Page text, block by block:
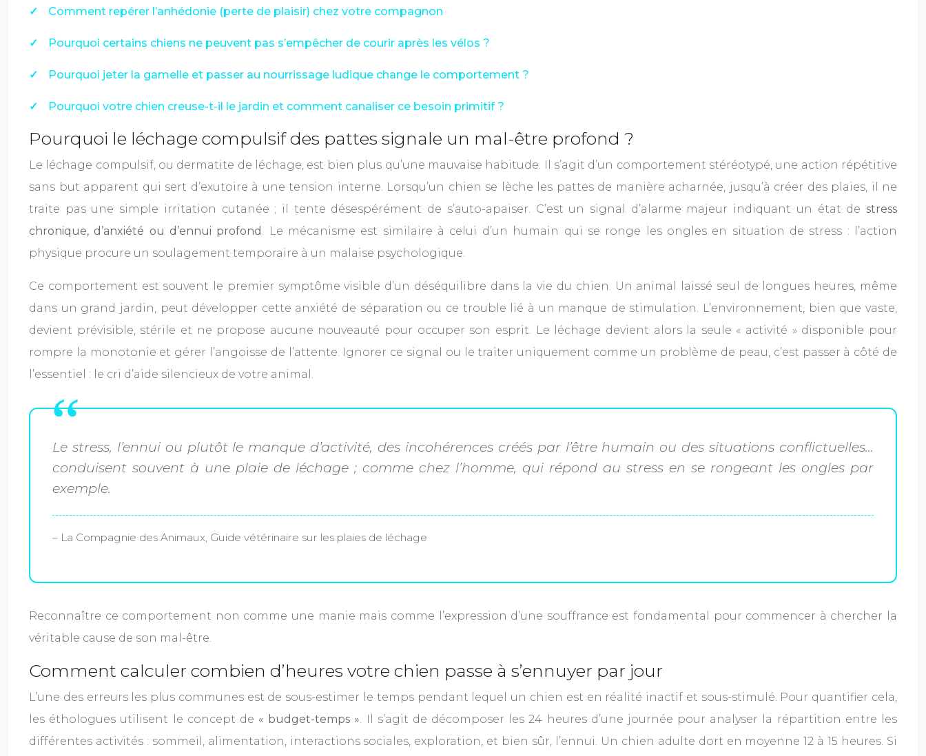
Comment repérer l’anhédonie (perte de plaisir) chez votre compagnon
Pourquoi certains chiens ne peuvent pas s’empêcher de courir après les vélos ?
Pourquoi jeter la gamelle et passer au nourrissage ludique change le comportement ?
Pourquoi votre chien creuse-t-il le jardin et comment canaliser ce besoin primitif ?
Pourquoi le léchage compulsif des pattes signale un mal-être profond ?
Le léchage compulsif, ou dermatite de léchage, est bien plus qu’une mauvaise habitude. Il s’agit d’un comportement stéréotypé, une action répétitive
sans but apparent qui sert d’exutoire à une tension interne. Lorsqu’un chien se lèche les pattes de manière acharnée, jusqu’à créer des plaies, il ne
traite pas une simple irritation cutanée ; il tente désespérément de s’auto-apaiser. C’est un signal d’alarme majeur indiquant un état de stress
chronique, d’anxiété ou d’ennui profond . Le mécanisme est similaire à celui d’un humain qui se ronge les ongles en situation de stress : l’action
physique procure un soulagement temporaire à un malaise psychologique.
Ce comportement est souvent le premier symptôme visible d’un déséquilibre dans la vie du chien. Un animal laissé seul de longues heures, même
dans un grand jardin, peut développer cette anxiété de séparation ou ce trouble lié à un manque de stimulation. L’environnement, bien que vaste,
devient prévisible, stérile et ne propose aucune nouveauté pour occuper son esprit. Le léchage devient alors la seule « activité » disponible pour
rompre la monotonie et gérer l’angoisse de l’attente. Ignorer ce signal ou le traiter uniquement comme un problème de peau, c’est passer à côté de
l’essentiel : le cri d’aide silencieux de votre animal.
Le stress, l’ennui ou plutôt le manque d’activité, des incohérences créés par l’être humain ou des situations conflictuelles…
conduisent souvent à une plaie de léchage ; comme chez l’homme, qui répond au stress en se rongeant les ongles par
exemple.
– La Compagnie des Animaux, Guide vétérinaire sur les plaies de léchage
Reconnaître ce comportement non comme une manie mais comme l’expression d’une souffrance est fondamental pour commencer à chercher la
véritable cause de son mal-être.
Comment calculer combien d’heures votre chien passe à s’ennuyer par jour
L’une des erreurs les plus communes est de sous-estimer le temps pendant lequel un chien est en réalité inactif et sous-stimulé. Pour quantifier cela,
les éthologues utilisent le concept de « budget-temps ». Il s’agit de décomposer les 24 heures d’une journée pour analyser la répartition entre les
différentes activités : sommeil, alimentation, interactions sociales, exploration, et bien sûr, l’ennui. Un chien adulte dort en moyenne 12 à 15 heures. Si